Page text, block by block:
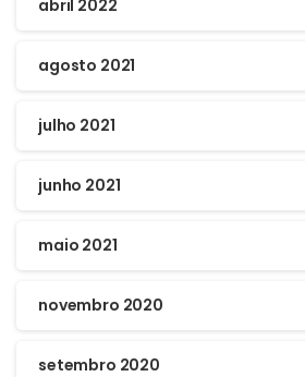
abril 2022
agosto 2021
julho 2021
junho 2021
maio 2021
novembro 2020
setembro 2020